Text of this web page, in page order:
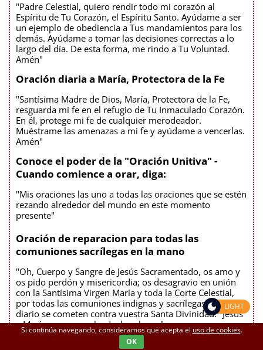
"Padre Celestial, quiero rendir todo mi corazón al
Espíritu de Tu Corazón, el Espíritu Santo. Ayúdame a ser
un ejemplo de obediencia a Tus mandamientos para los
demás. Ayúdame a tomar las decisiones correctas a lo
largo del día. De esta forma, me rindo a Tu Voluntad.
Amén"
Oración diaria a María, Protectora de la Fe
"Santísima Madre de Dios, María, Protectora de la Fe,
resguarda mi fe en el refugio de Tu Inmaculado Corazón.
En él, protege mi fe de cualquier merodeador.
Muéstrame las amenazas a mi fe y ayúdame a vencerlas.
Amén"
Conoce el poder de la "Oración Unitiva" -
Cuando comience a orar, diga:
"Mis oraciones las uno a todas las oraciones que se estén
rezando alrededor del mundo en este momento
presente"
Oración de reparacion para todas las
comuniones sacrílegas en la mano
"Oh, Cuerpo y Sangre de Jesús Sacramentado, os amo y
os pido perdón y misericordia; os desagravio en unión
con la Santísima Virgen María y toda la Corte Celestial,
por todas las comuniones indignas y sacrílegas, que a
diario se cometen contra vuestra Santa Divinidad. "Jesús
y María, os amo, salvad a las almas."
Oración de Consagración de las familias y
Si continúa navegando, consideramos que acepta el uso de cookies.
OK
LIGHT